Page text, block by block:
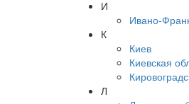
И
Ивано-
К
Киев
Киевская
Л